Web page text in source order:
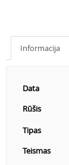
Informacija
Data
Rūšis
Tipas
Teismas